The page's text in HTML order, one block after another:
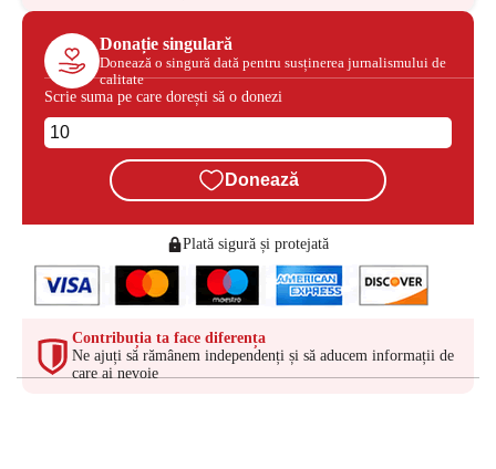
Donație singulară
Donează o singură dată pentru susținerea jurnalismului de
calitate
Scrie suma pe care dorești să o donezi
Donează
Plată sigură și protejată
Contribuția ta face diferența
Ne ajuți să rămânem independenți și să aducem informații de
care ai nevoie